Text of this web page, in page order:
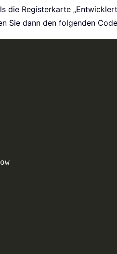
die Registerkarte
Sie dann den folgenden